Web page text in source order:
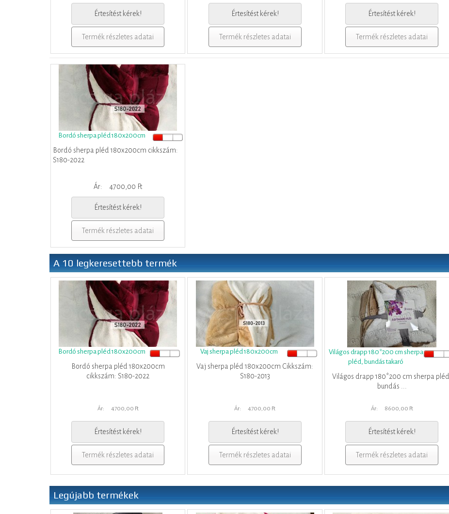
Értesítést kérek!
Termék részletes adatai
Értesítést kérek!
Termék részletes adatai
Értesítést kérek!
Termék részletes adatai
Bordó sherpa pléd 180x200cm
Bordó sherpa pléd 180x200cm cikkszám:
S180-2022
Ár: 4700,00 Ft
Értesítést kérek!
Termék részletes adatai
A 10 legkeresettebb termék
Bordó sherpa pléd 180x200cm
Bordó sherpa pléd 180x200cm
cikkszám: S180-2022
Ár: 4700,00 Ft
Értesítést kérek!
Termék részletes adatai
Vaj sherpa pléd 180x200cm
Vaj sherpa pléd 180x200cm Cikkszám:
S180-2013
Ár: 4700,00 Ft
Értesítést kérek!
Termék részletes adatai
Világos drapp 180*200 cm sherpa
pléd, bundás takaró
Világos drapp 180*200 cm sherpa pléd,
bundás ...
Ár: 8600,00 Ft
Értesítést kérek!
Termék részletes adatai
Legújabb termékek